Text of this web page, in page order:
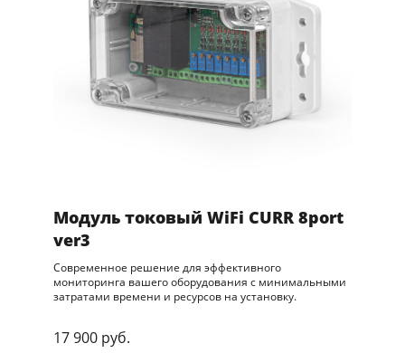
Модуль токовый WiFi CURR 8port
ver3
Современное решение для эффективного
мониторинга вашего оборудования с минимальными
затратами времени и ресурсов на установку.
17 900 руб.